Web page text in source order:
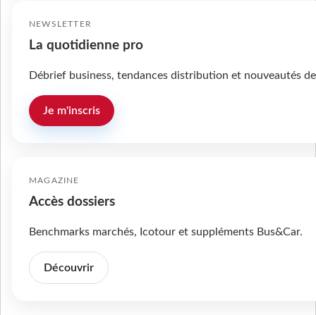
NEWSLETTER
La quotidienne pro
Débrief business, tendances distribution et nouveautés
Je m'inscris
MAGAZINE
Accès dossiers
Benchmarks marchés, Icotour et suppléments Bus&Car.
Découvrir